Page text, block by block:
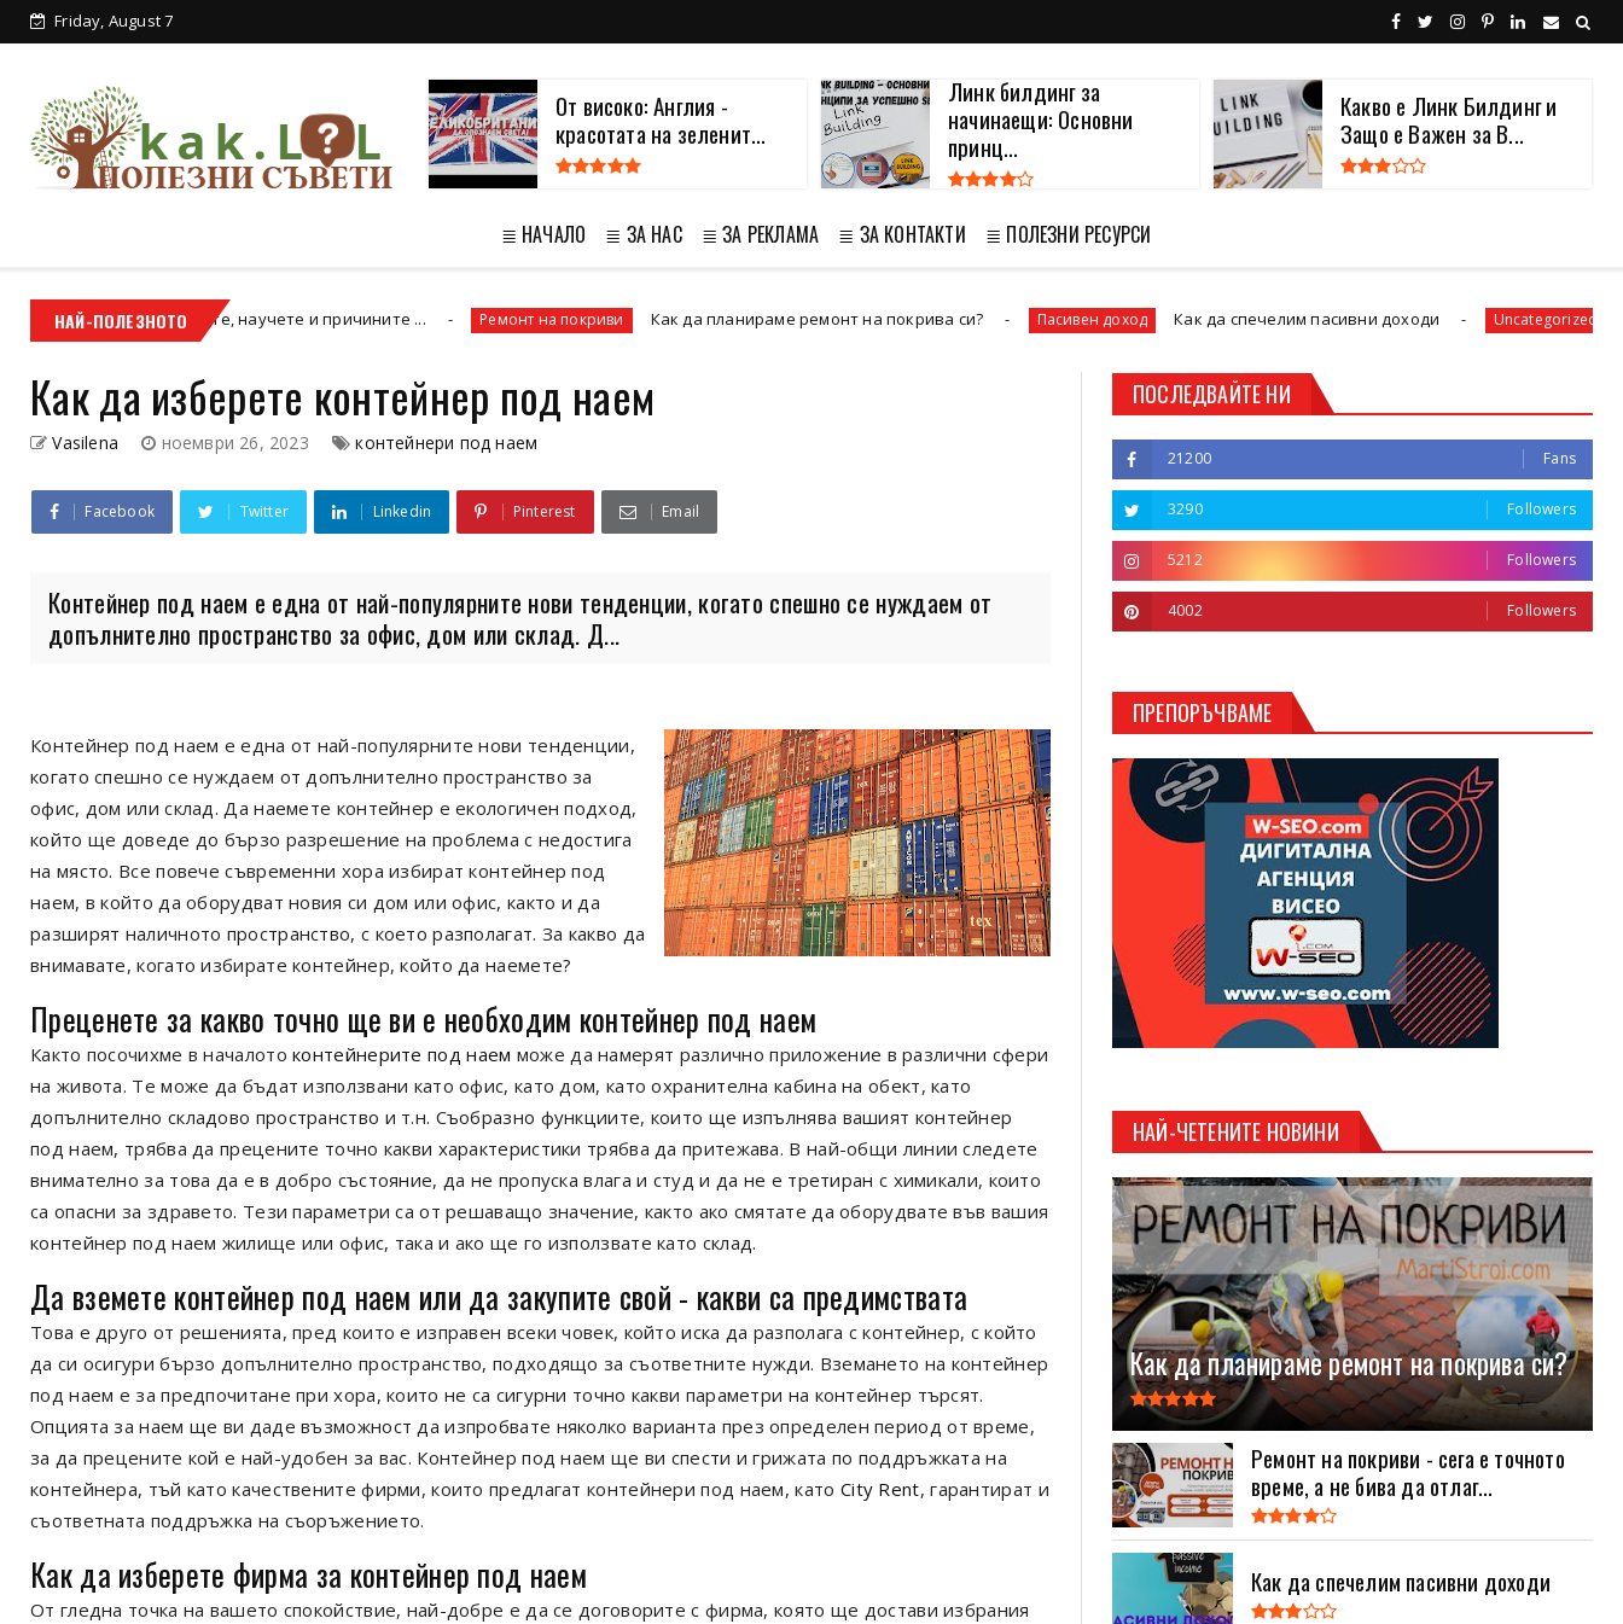
Friday, August 7
От високо: Англия -
красотата на зеленит...
Линк билдинг за
начинаещи: Основни
принц...
Какво е Линк Билдинг и
Защо е Важен за В...
≣ НАЧАЛО ≣ ЗА НАС ≣ ЗА РЕКЛАМА ≣ ЗА КОНТАКТИ ≣ ПОЛЕЗНИ РЕСУРСИ
НАЙ-ПОЛЕЗНОТО
да отлагате, научете и причините ... Ремонт на покриви Как да планираме ремонт на покрива си? Пасивен доход Как да спечелим пасивни доходи Uncategorized 3 часа
Как да изберете контейнер под наем
Vasilena ноември 26, 2023 контейнери под наем
Facebook Twitter Linkedin Pinterest Email
Контейнер под наем е една от най-популярните нови тенденции, когато спешно се нуждаем от
допълнително пространство за офис, дом или склад. Д...
Контейнер под наем е една от най-популярните нови тенденции,
когато спешно се нуждаем от допълнително пространство за
офис, дом или склад. Да наемете контейнер е екологичен подход,
който ще доведе до бързо разрешение на проблема с недостига
на място. Все повече съвременни хора избират контейнер под
наем, в който да оборудват новия си дом или офис, както и да
разширят наличното пространство, с което разполагат. За какво да
внимавате, когато избирате контейнер, който да наемете?
Преценете за какво точно ще ви е необходим контейнер под наем
Както посочихме в началотоконтейнерите под наем може да намерят различно приложение в различни сфери
на живота. Те може да бъдат използвани като офис, като дом, като охранителна кабина на обект, като
допълнително складово пространство и т.н. Съобразно функциите, които ще изпълнява вашият контейнер
под наем, трябва да прецените точно какви характеристики трябва да притежава. В най-общи линии следете
внимателно за това да е в добро състояние, да не пропуска влага и студ и да не е третиран с химикали, които
са опасни за здравето. Тези параметри са от решаващо значение, както ако смятате да оборудвате във вашия
контейнер под наем жилище или офис, така и ако ще го използвате като склад.
Да вземете контейнер под наем или да закупите свой - какви са предимствата
Това е друго от решенията, пред които е изправен всеки човек, който иска да разполага с контейнер, с който
да си осигури бързо допълнително пространство, подходящо за съответните нужди. Вземането на контейнер
под наем е за предпочитане при хора, които не са сигурни точно какви параметри на контейнер търсят.
Опцията за наем ще ви даде възможност да изпробвате няколко варианта през определен период от време,
за да прецените кой е най-удобен за вас. Контейнер под наем ще ви спести и грижата по поддръжката на
контейнера, тъй като качествените фирми, които предлагат контейнери под наем, като City Rent, гарантират и
съответната поддръжка на съоръжението.
Как да изберете фирма за контейнер под наем
От гледна точка на вашето спокойствие, най-добре е да се договорите с фирма, която ще достави избрания
ПОСЛЕДВАЙТЕ НИ
21200 Fans
3290 Followers
5212 Followers
4002 Followers
ПРЕПОРЪЧВАМЕ
НАЙ-ЧЕТЕНИТЕ НОВИНИ
Как да планираме ремонт на покрива си?
Ремонт на покриви - сега е точното
време, а не бива да отлаг...
Как да спечелим пасивни доходи